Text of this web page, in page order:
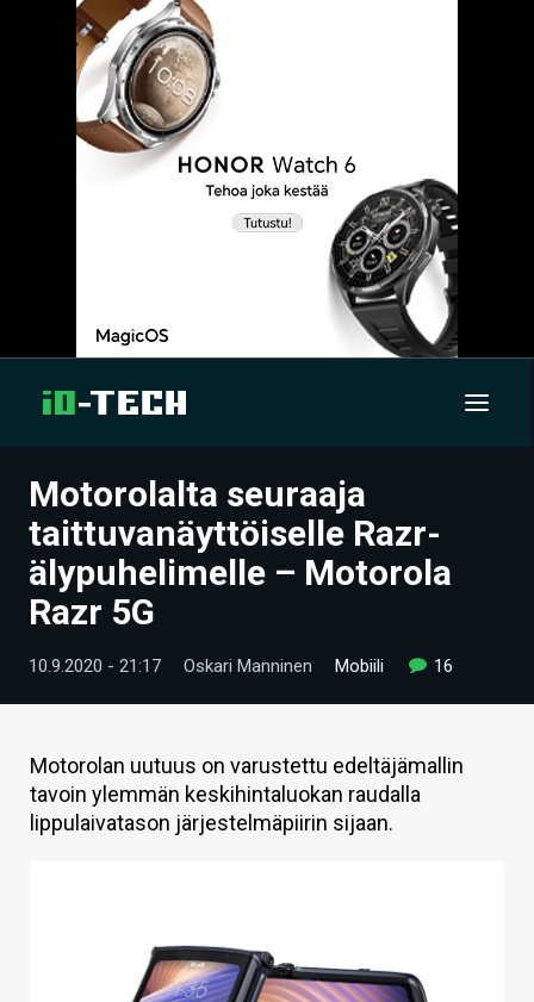
UUTISET
ARTIKKELIT
VIDEOT
TECHBBS
HINTA.FI
KAUPPA
Motorolalta seuraaja
taittuvanäyttöiselle Razr-
älypuhelimelle – Motorola
Razr 5G
10.9.2020 - 21:17 Oskari Manninen Mobiili 16
Motorolan uutuus on varustettu edeltäjämallin
tavoin ylemmän keskihintaluokan raudalla
lippulaivatason järjestelmäpiirin sijaan.